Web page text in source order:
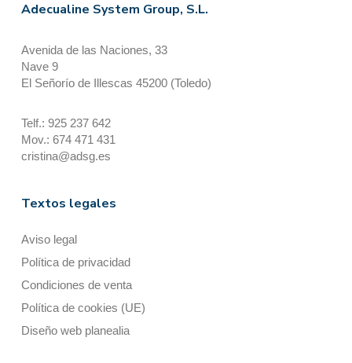
Adecualine System Group, S.L.
Avenida de las Naciones, 33
Nave 9
El Señorío de Illescas 45200 (Toledo)
Telf.: 925 237 642
Mov.: 674 471 431
cristina@adsg.es
Textos legales
Aviso legal
Política de privacidad
Condiciones de venta
Política de cookies (UE)
Diseño web planealia